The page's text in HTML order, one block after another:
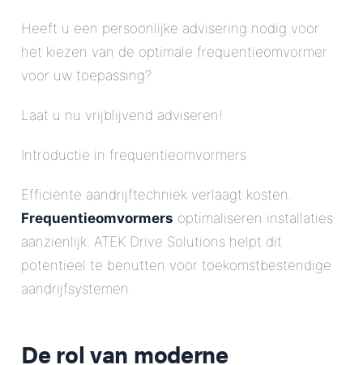
Heeft u een persoonlijke advisering nodig voor
het kiezen van de optimale frequentieomvormer
voor uw toepassing?
Laat u nu vrijblijvend adviseren!
Introductie in frequentieomvormers
Efficiënte aandrijftechniek verlaagt kosten.
Frequentieomvormers optimaliseren installaties
aanzienlijk. ATEK Drive Solutions helpt dit
potentieel te benutten voor toekomstbestendige
aandrijfsystemen.
De rol van moderne